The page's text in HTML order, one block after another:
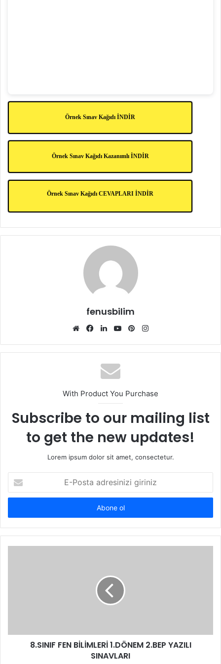
Örnek Sınav Kağıdı İNDİR
Örnek Sınav Kağıdı Kazanımlı İNDİR
Örnek Sınav Kağıdı CEVAPLARI İNDİR
fenusbilim
Web
Facebook
LinkedInYouTubePinterest
With Product You Purchase
Subscribe to our mailing list
to get the new updates!
Lorem ipsum dolor sit amet, consectetur.
Posta
adresinizi
8.SINIF FEN BİLİMLERİ 1.DÖNEM 2.BEP YAZILI
SINAVLARI